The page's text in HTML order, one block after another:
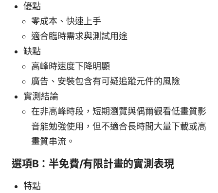
優點
零成本、快速上手
適合臨時需求與測試用途
缺點
高峰時速度下降明顯
廣告、安裝包含有可疑追蹤元件的風險
實測結論
在非高峰時段，短期瀏覽與偶爾觀看低畫質影
音能勉強使用，但不適合長時間大量下載或高
畫質串流。
選項B：半免費/有限計畫的實測表現
特點